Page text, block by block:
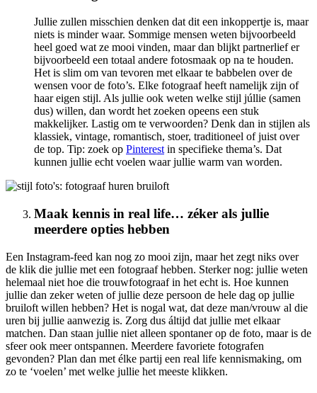
Jullie zullen misschien denken dat dit een inkoppertje is, maar
niets is minder waar. Sommige mensen weten bijvoorbeeld
heel goed wat ze mooi vinden, maar dan blijkt partnerlief er
bijvoorbeeld een totaal andere fotosmaak op na te houden.
Het is slim om van tevoren met elkaar te babbelen over de
wensen voor de foto’s. Elke fotograaf heeft namelijk zijn of
haar eigen stijl. Als jullie ook weten welke stijl júllie (samen
dus) willen, dan wordt het zoeken opeens een stuk
makkelijker. Lastig om te verwoorden? Denk dan in stijlen als
klassiek, vintage, romantisch, stoer, traditioneel of juist over
de top. Tip: zoek op Pinterest in specifieke thema’s. Dat
kunnen jullie echt voelen waar jullie warm van worden.
Maak kennis in real life… zéker als jullie
meerdere opties hebben
Een Instagram-feed kan nog zo mooi zijn, maar het zegt niks over
de klik die jullie met een fotograaf hebben. Sterker nog: jullie weten
helemaal niet hoe die trouwfotograaf in het echt is. Hoe kunnen
jullie dan zeker weten of jullie deze persoon de hele dag op jullie
bruiloft willen hebben? Het is nogal wat, dat deze man/vrouw al die
uren bij jullie aanwezig is. Zorg dus áltijd dat jullie met elkaar
matchen. Dan staan jullie niet alleen spontaner op de foto, maar is de
sfeer ook meer ontspannen. Meerdere favoriete fotografen
gevonden? Plan dan met élke partij een real life kennismaking, om
zo te ‘voelen’ met welke jullie het meeste klikken.